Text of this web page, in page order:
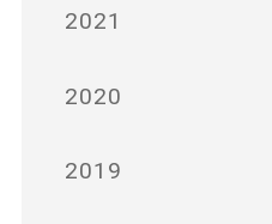
2021
2020
2019